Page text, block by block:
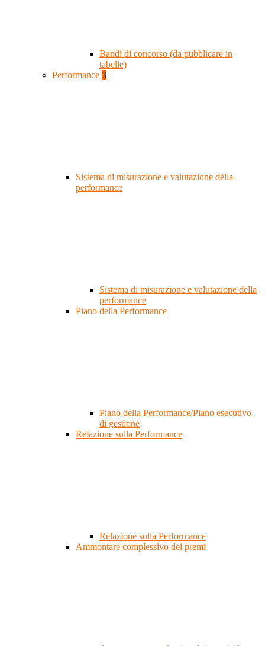
Bandi di concorso (da pubblicare in
tabelle)
Performance 3
Sistema di misurazione e valutazione della
performance
Sistema di misurazione e valutazione della
performance
Piano della Performance
Piano della Performance/Piano esecutivo
di gestione
Relazione sulla Performance
Relazione sulla Performance
Ammontare complessivo dei premi